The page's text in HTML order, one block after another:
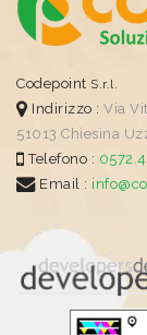
Codepoint S.r.l.
Indirizzo : Via
51013 Chiesina
Telefono :
Email :